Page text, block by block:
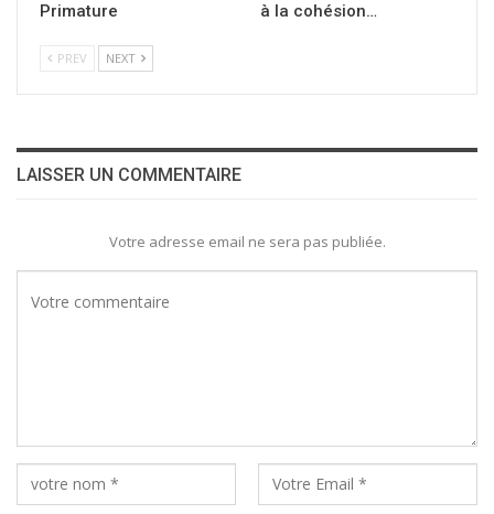
Primature
à la cohésion…
PREV NEXT
LAISSER UN COMMENTAIRE
Votre adresse email ne sera pas publiée.